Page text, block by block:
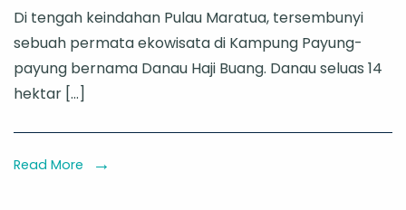
Danau
Haji
Buang,
Mencari
Di tengah keindahan Pulau Maratua, tersembunyi
sebuah permata ekowisata di Kampung Payung-
payung bernama Danau Haji Buang. Danau seluas 14
hektar […]
Read More